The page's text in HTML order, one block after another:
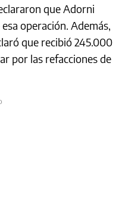
que Adorni
operación. Además,
que recibió 245.000
por las refacciones de